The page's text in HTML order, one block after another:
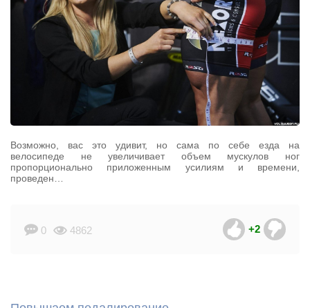
Возможно, вас это удивит, но сама по себе езда на
велосипеде не увеличивает объем мускулов ног
пропорционально приложенным усилиям и времени,
проведен…
0 4862 +2